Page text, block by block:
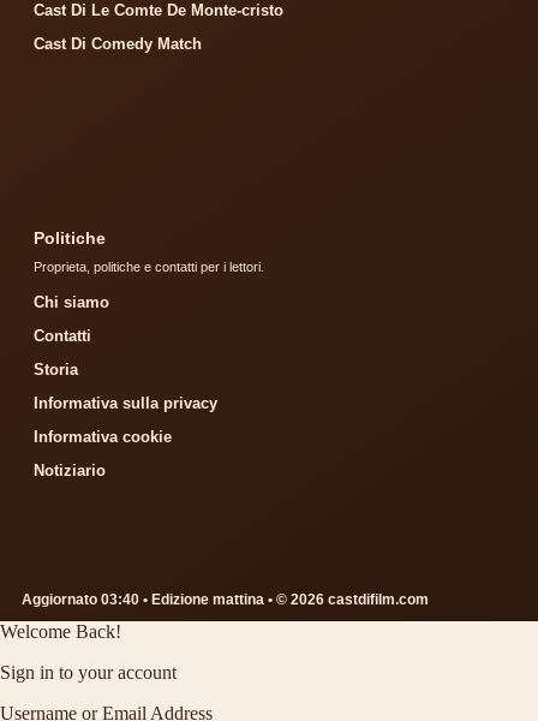
Cast Di Le Comte De Monte-cristo
Cast Di Comedy Match
Politiche
Proprieta, politiche e contatti per i lettori.
Chi siamo
Contatti
Storia
Informativa sulla privacy
Informativa cookie
Notiziario
Aggiornato 03:40 • Edizione mattina • © 2026 castdifilm.com
Welcome Back!
Sign in to your account
Username or Email Address